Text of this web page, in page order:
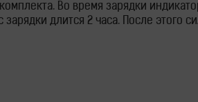
Во время зарядки
длится 2 часа. После этого